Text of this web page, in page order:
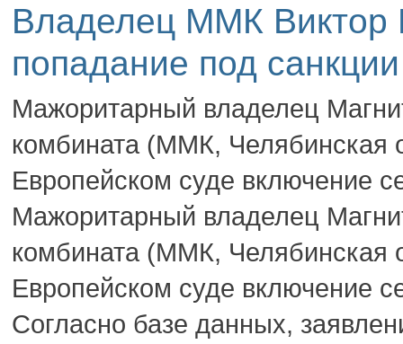
Владелец ММК Виктор
попадание под
Мажоритарный владелец
комбината (ММК, Челябинская
Европейском суде включение
Мажоритарный владелец
комбината (ММК, Челябинская
Европейском суде включение
Согласно базе данных,